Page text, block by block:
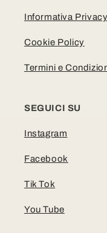
Informativa Privacy
Cookie Policy
Termini e
SEGUICI SU
Instagram
Facebook
Tik Tok
You Tube